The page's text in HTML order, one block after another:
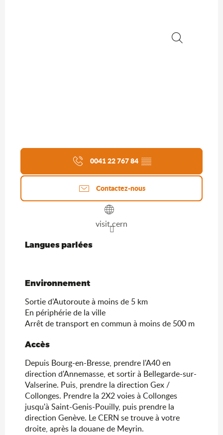
0041 22 767 84 ▒▒
Contactez-nous
visit.cern
Langues parlées
Langues parlées
Environnement
Environnement
Sortie d’Autoroute à moins de 5 km
En périphérie de la ville
Arrêt de transport en commun à moins de 500 m
Accès
Accès
Depuis Bourg-en-Bresse, prendre l'A40 en
direction d'Annemasse, et sortir à Bellegarde-sur-
Valserine. Puis, prendre la direction Gex /
Collonges. Prendre la 2X2 voies à Collonges
jusqu'à Saint-Genis-Pouilly, puis prendre la
direction Genève. Le CERN se trouve à votre
droite, après la douane de Meyrin.